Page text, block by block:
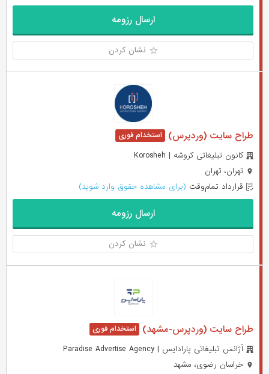
ارسال رزومه
نشان کردن
طراح سایت (وردپرس)
کانون تبلیغاتی کروشه | Korosheh
تهران، تهران
قرارداد تمام‌وقت (برای مشاهده حقوق وارد شوید)
ارسال رزومه
نشان کردن
طراح سایت (وردپرس-مشهد)
آژانس تبلیغاتی پارادایس | Paradise Advertise Agency
خراسان رضوی، مشهد